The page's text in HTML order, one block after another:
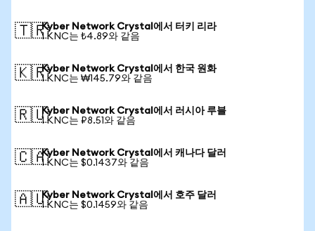
🇹🇷Kyber Network Crystal에서 터키 리라
1 KNC는 ₺4.89와 같음
🇰🇷Kyber Network Crystal에서 한국 원화
1 KNC는 ₩145.79와 같음
🇷🇺Kyber Network Crystal에서 러시아 루블
1 KNC는 ₽8.51와 같음
🇨🇦Kyber Network Crystal에서 캐나다 달러
1 KNC는 $0.1437와 같음
🇦🇺Kyber Network Crystal에서 호주 달러
1 KNC는 $0.1459와 같음